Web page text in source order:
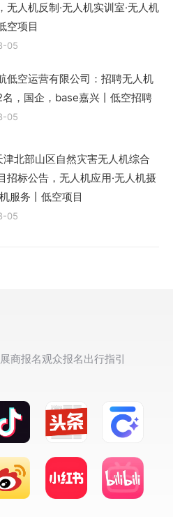
无人机反制·无人机实训室·无人机
空项目
05
低空运营有限公司：招聘无人机
，国企，base嘉兴丨低空招聘
05
北部山区自然灾害无人机综合
招标公告，无人机应用·无人机摄
服务丨低空项目
05
展商报名观众报名出行指引